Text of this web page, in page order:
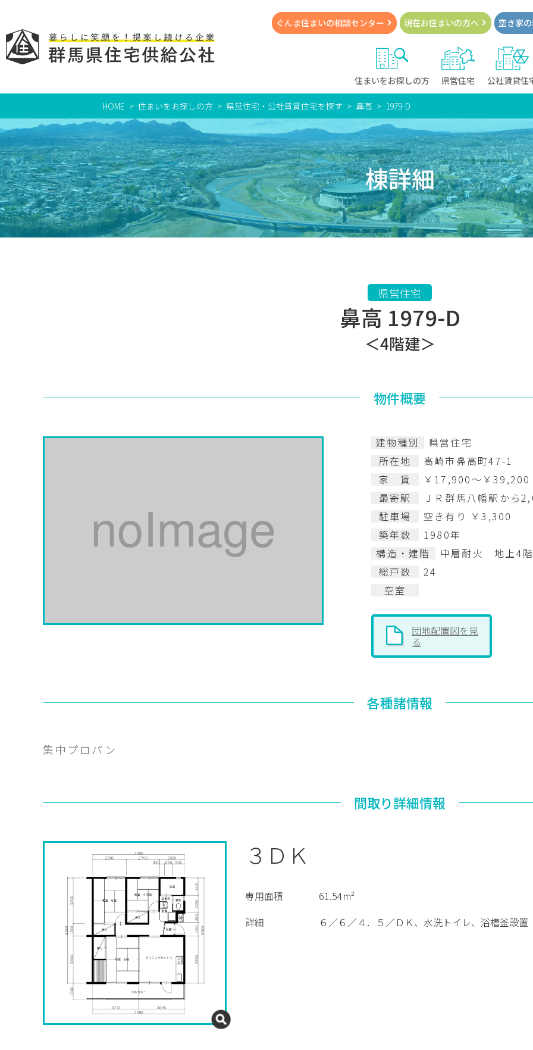
住まいをお探しの方 県営住宅 公社賃貸住
ぐんま住まいの相談センター 現在お住まいの方へ 空き家の
HOME 住まいをお探しの方 県営住宅・公社賃貸住宅を探す 鼻高 1979-D
棟詳細
県営住宅
鼻高 1979-D
＜4階建＞
物件概要
建物種別
県営住宅
所在地
高崎市鼻高町47-1
家 賃
￥17,900～￥39,200
最寄駅
ＪＲ群馬八幡駅から
駐車場
空き有り ￥3,300
築年数
1980年
構造・建階
中層耐火 地上4階
総戸数
24
空室
団地配置図を見
る
各種諸情報
集中プロパン
間取り詳細情報
３ＤＫ
専用面積
61.54m²
詳細
６／６／４．５／ＤＫ、水洗トイレ、浴槽釜設置